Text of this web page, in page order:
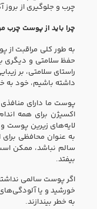
چرب و جلوگیری از بروز
چرا باید از پوست چرب
به طور کلی مراقبت
حفظ سلامتی و دیگری
راستای سلامتی، بر
داشته باشیم، خود به
پوست ما دارای
اکسیژن برای همه
لایه‌های زیرین پوست
به عنوان محافظی
سالم نباشد، ممکن
بیفتد.
اگر پوست سالمی
خورشید و یا
به خطر بیندازند.